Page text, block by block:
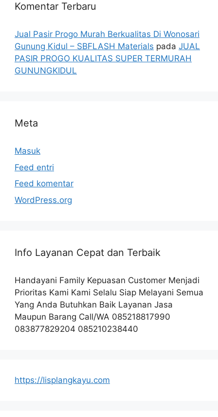
Komentar Terbaru
Jual Pasir Progo Murah Berkualitas Di Wonosari
Gunung Kidul – SBFLASH Materials pada JUAL
PASIR PROGO KUALITAS SUPER TERMURAH
GUNUNGKIDUL
Meta
Masuk
Feed entri
Feed komentar
WordPress.org
Info Layanan Cepat dan Terbaik
Handayani Family Kepuasan Customer Menjadi
Prioritas Kami Kami Selalu Siap Melayani Semua
Yang Anda Butuhkan Baik Layanan Jasa
Maupun Barang Call/WA 085218817990
083877829204 085210238440
https://lisplangkayu.com